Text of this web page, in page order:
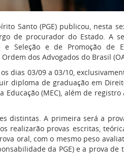
Santo (PGE) publicou, nesta
de procurador do Estado. A
e Seleção e de Promoção de
dos Advogados do Brasil
dias 03/09 a 03/10,
diploma de graduação em
(MEC), além de
distintas. A primeira será a
realizarão provas escritas,
oral, com o mesmo peso
da PGE) e a prova